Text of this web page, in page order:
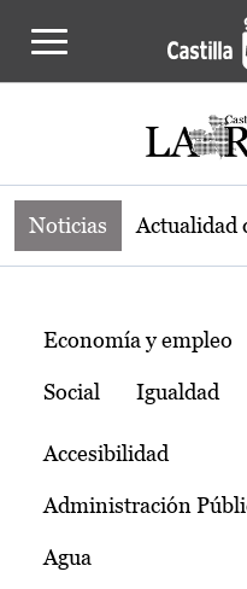
Noticias de la
Noticias Actualidad
Temas
Economía y empleo
Social Igualdad
Accesibilidad
Administración
Agua